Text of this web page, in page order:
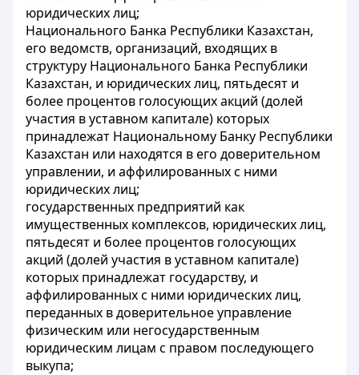
юридических лиц;
Национального Банка Республики Казахстан,
его ведомств, организаций, входящих в
структуру Национального Банка Республики
Казахстан, и юридических лиц, пятьдесят и
более процентов голосующих акций (долей
участия в уставном капитале) которых
принадлежат Национальному Банку Республики
Казахстан или находятся в его доверительном
управлении, и аффилированных с ними
юридических лиц;
государственных предприятий как
имущественных комплексов, юридических лиц,
пятьдесят и более процентов голосующих
акций (долей участия в уставном капитале)
которых принадлежат государству, и
аффилированных с ними юридических лиц,
переданных в доверительное управление
физическим или негосударственным
юридическим лицам с правом последующего
выкупа;